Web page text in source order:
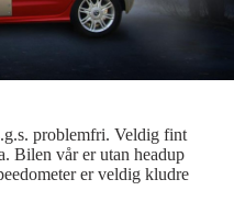
problemfri. Veldig fint
Bilen vår er utan headup
er veldig kludre